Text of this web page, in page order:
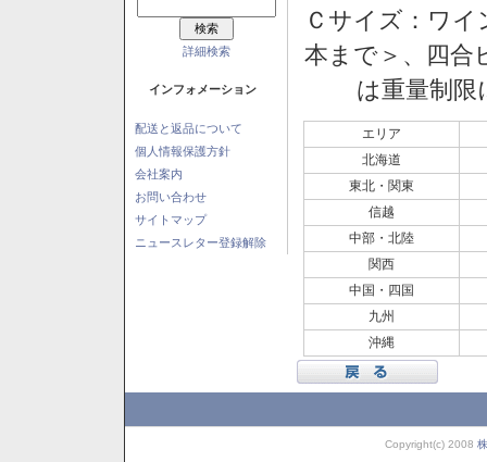
詳細検索
インフォメーション
配送と返品について
個人情報保護方針
会社案内
お問い合わせ
サイトマップ
ニュースレター登録解除
Ｃサイズ：ワイ
本まで＞、四
は重量制
エリア
北海道
東北・関東
信越
中部・北陸
関西
中国・四国
九州
沖縄
Copyright(c) 2008